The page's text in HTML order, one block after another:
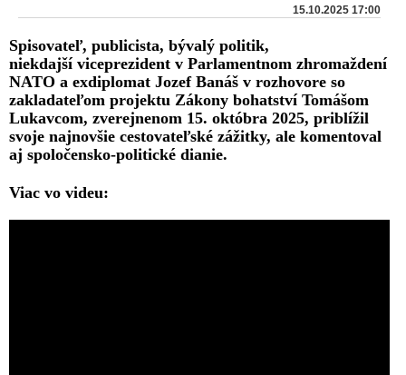
15.10.2025 17:00
Spisovateľ, publicista, bývalý politik,
niekdajší viceprezident v Parlamentnom zhromaždení
NATO a exdiplomat Jozef Banáš v rozhovore so
zakladateľom projektu Zákony bohatství Tomášom
Lukavcom, zverejnenom 15. októbra 2025, priblížil
svoje najnovšie cestovateľské zážitky, ale komentoval
aj spoločensko-politické dianie.
Viac vo videu: